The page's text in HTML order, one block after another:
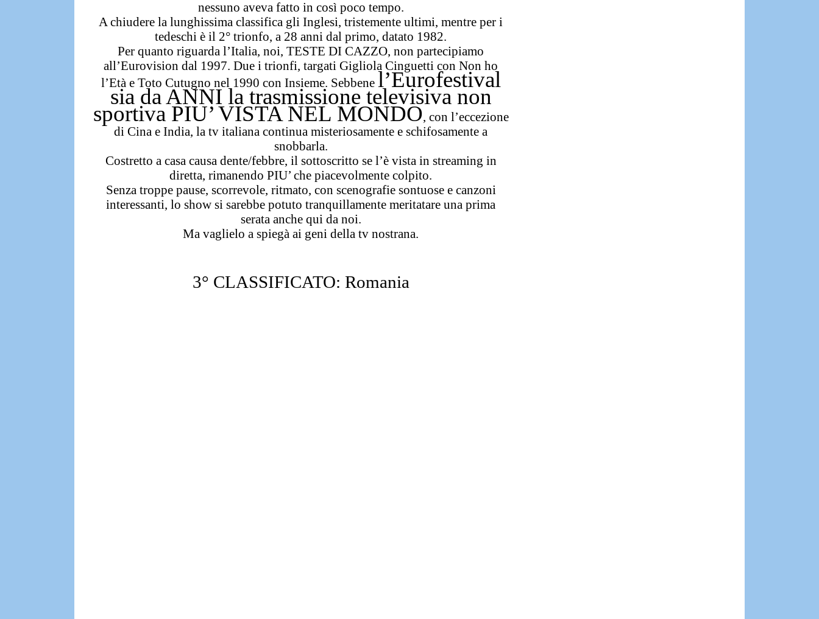
nessuno aveva fatto in così poco tempo.
A chiudere la lunghissima classifica gli Inglesi, tristemente ultimi, mentre per i
tedeschi è il 2° trionfo, a 28 anni dal primo, datato 1982.
Per quanto riguarda l’Italia,noi, TESTE DI CAZZO, non partecipiamo
all’Eurovision dal 1997.Due i trionfi, targati Gigliola Cinguetti con Non ho
l’Età e Toto Cutugno nel 1990 con Insieme. Sebbene l’Eurofestival
sia da ANNI la trasmissione televisiva non
sportiva PIU’ VISTA NEL MONDO, con l’eccezione
di Cina e India,la tv italiana continua misteriosamente e schifosamente a
snobbarla.
Costretto a casa causa dente/febbre, il sottoscritto se l’è vista in streaming in
diretta, rimanendo PIU’ che piacevolmente colpito.
Senza troppe pause, scorrevole, ritmato, con scenografie sontuose e canzoni
interessanti, lo show si sarebbe potuto tranquillamente meritatare una prima
serata anche qui da noi.
Ma vaglielo a spiegà ai geni della tv nostrana.
3° CLASSIFICATO: Romania